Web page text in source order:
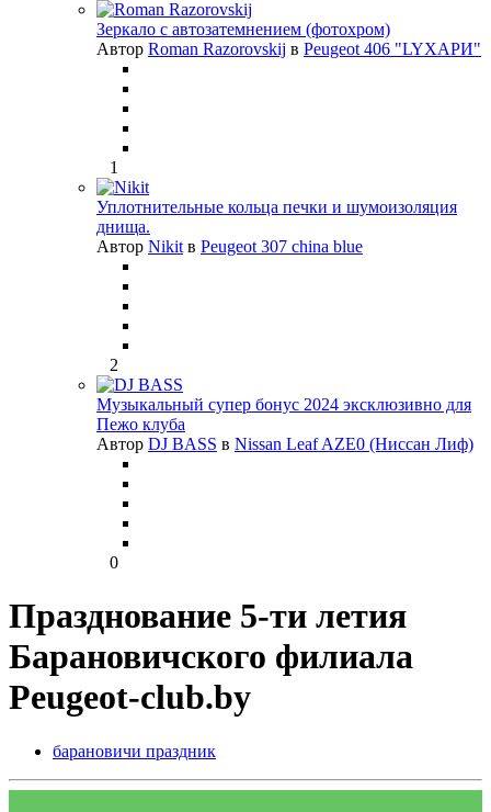
Зеркало с автозатемнением (фотохром)
Автор Roman Razorovskij в Peugeot 406 "LYХАРИ"
1
Уплотнительные кольца печки и шумоизоляция
днища.
Автор Nikit в Peugeot 307 china blue
2
Музыкальный супер бонус 2024 эксклюзивно для
Пежо клуба
Автор DJ BASS в Nissan Leaf AZE0 (Ниссан Лиф)
0
Празднование 5-ти летия
Барановичского филиала
Peugeot-club.by
барановичи праздник